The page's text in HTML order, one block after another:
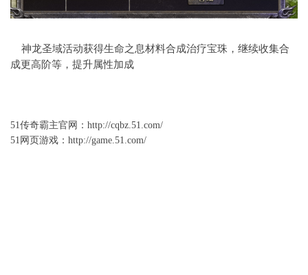
神龙圣域活动获得生命之息材料合成治疗宝珠 ， 继续收集合
成更高阶等，提升属性加成
51 传奇霸主官网 ： http://cqbz.51.com/
51网页游戏： http://game.51.com/